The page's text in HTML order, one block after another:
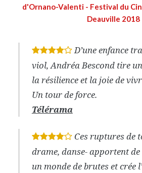
d'Ornano-Valenti - Festival du
Deauville 2018
* * * * D’une enfance
viol, Andréa Bescond tire
la résilience et la joie de
Un tour de force.
Télérama
* * * * Ces ruptures de
drame, danse- apportent
un monde de brutes et crée